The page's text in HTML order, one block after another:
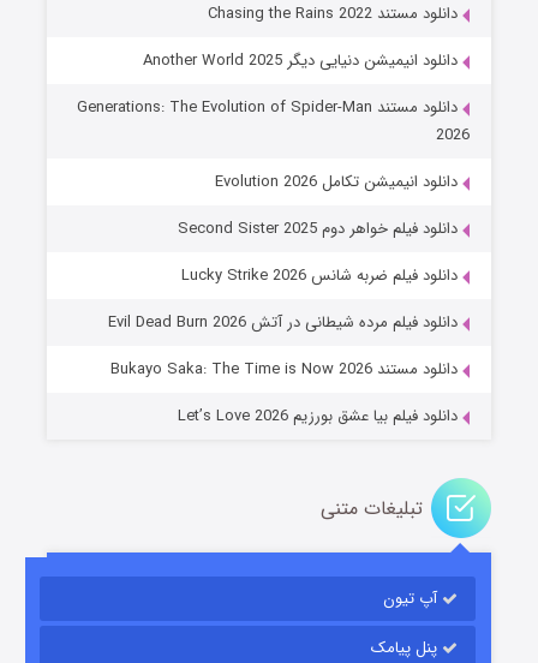
جادوگری در مغولستان
باب اسفنجی فصل ۱۷
قسمت۶ (زیرنویس) منتشر شد
دانلود مستند Chasing the Rains 2022
دانلود انیمیشن دنیایی دیگر Another World 2025
دانلود مستند Generations: The Evolution of Spider-Man
2026
دانلود انیمیشن تکامل Evolution 2026
دانلود فیلم خواهر دوم Second Sister 2025
دانلود فیلم ضربه شانس Lucky Strike 2026
دانلود فیلم مرده شیطانی در آتش Evil Dead Burn 2026
دانلود مستند Bukayo Saka: The Time is Now 2026
دانلود فیلم بیا عشق بورزیم Let’s Love 2026
تبلیغات متنی
آپ تیون
پنل پیامک